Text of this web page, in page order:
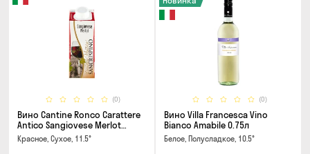
(0)
Вино Cantine Ronco Carattere
Antico Sangiovese Merlot
Rubicone IGT 0.25л
Красное, Сухое, 11.5°
(0)
Вино Villa Francesca Vino
Bianco Amabile 0.75л
Белое, Полусладкое, 10.5°